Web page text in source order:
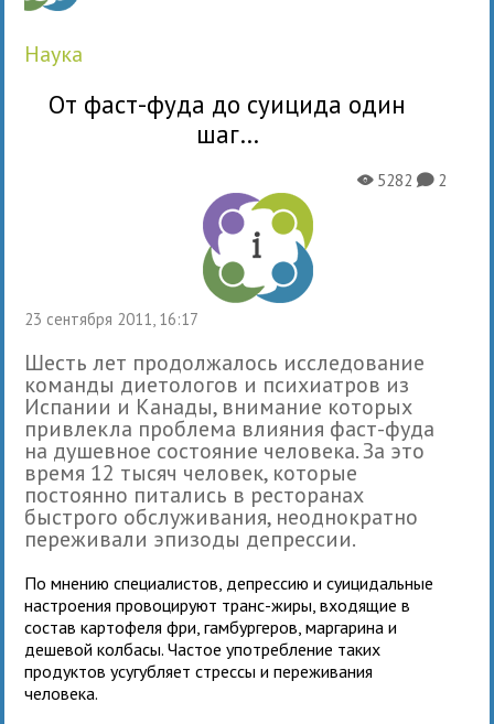
наука
От фаст-фуда до суицида один
шаг…
23 сентября 2011, 16:17
X5282K2
Шесть лет продолжалось исследование
команды диетологов и психиатров из
Испании и Канады, внимание которых
привлекла проблема влияния фаст-фуда
на душевное состояние человека. За это
время 12 тысяч человек, которые
постоянно питались в ресторанах
быстрого обслуживания, неоднократно
переживали эпизоды депрессии.
По мнению специалистов, депрессию и суицидальные
настроения провоцируют транс-жиры, входящие в
состав картофеля фри, гамбургеров, маргарина и
дешевой колбасы. Частое употребление таких
продуктов усугубляет стрессы и переживания
человека.